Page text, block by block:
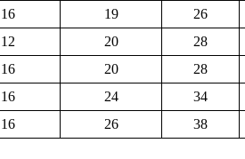
16 19
26
12 20
28
16 20
28
16 24
34
16 26 38